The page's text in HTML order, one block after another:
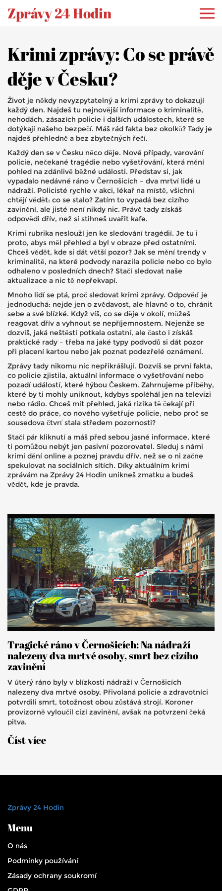
Zprávy 24 Hodin
Krimi zprávy: Co se právě
děje v Česku?
Život je někdy nevyzpytatelný a krimi zprávy to dokazují
každý den. Najdeš tu nejnovější informace o kriminalitě,
nehodách, zásazích policie i dalších událostech, které se
dotýkají našeho bezpečí. Máš rád fakta bez okolků? Tady je
najdeš přehledně a bez zbytečných řečí.
Každý den se v Česku něco děje. Nové případy, varování
policie, nečekané tragédie nebo vyšetřování, která mění
pohled na zdánlivě běžné události. Představ si, jak
vypadalo nedávné ráno v Černošicích – dva mrtví lidé u
nádraží. Policisté rychle v akci, lékař na místě, všichni
chtějí vědět: co se stalo? Zatím to vypadá bez cizího
zavinění, ale jisté není nikdy nic. Právě tady získáš
odpovědi dřív, než si stihneš uvařit kafe.
Krimi rubrika neslouží jen ke sledování tragédií. Je tu i
proto, abys měl přehled a byl v obraze před ostatními.
Chceš vědět, kde si dát větší pozor? Jak se mění trendy v
kriminalitě, na které podvody narazila policie nebo co bylo
odhaleno v posledních dnech? Stačí sledovat naše
aktualizace a nic tě nepřekvapí.
Mnoho lidí se ptá, proč sledovat krimi zprávy. Odpověď je
jednoduchá: nejde jen o zvědavost, ale hlavně o to, chránit
sebe a své blízké. Když víš, co se děje v okolí, můžeš
reagovat dřív a vyhnout se nepříjemnostem. Nejenže se
dozvíš, jaká neštěstí potkala ostatní, ale často i získáš
praktické rady – třeba na jaké typy podvodů si dát pozor
při placení kartou nebo jak poznat podezřelé oznámení.
Zprávy tady nikomu nic nepřikrášlují. Dozvíš se první fakta,
co policie zjistila, aktuální informace o vyšetřování nebo
pozadí událostí, které hýbou Českem. Zahrnujeme příběhy,
které by ti mohly uniknout, kdybys spoléhál jen na televizi
nebo rádio. Chceš mít přehled, jaká rizika tě čekají při
cestě do práce, co nového vyšetřuje policie, nebo proč se
sousedova čtvrť stala středem pozornosti?
Stačí pár kliknutí a máš před sebou jasné informace, které
ti pomůžou nebýt jen pasivní pozorovatel. Sleduj s námi
krimi dění online a poznej pravdu dřív, než se o ni začne
spekulovat na sociálních sítích. Díky aktuálním krimi
zprávám na Zprávy 24 Hodin unikneš zmatku a budeš
vědět, kde je pravda.
Tragické ráno v Černošicích: Na nádraží
nalezeny dva mrtvé osoby, smrt bez cizího
zavinění
V úterý ráno byly v blízkosti nádraží v Černošicích
nalezeny dva mrtvé osoby. Přivolaná policie a zdravotníci
potvrdili smrt, totožnost obou zůstává strojí. Koroner
provizorně vyloučil cizí zavinění, avšak na potvrzení čeká
pitva.
Číst více
Zprávy 24 Hodin
Menu
O nás
Podmínky používání
Zásady ochrany soukromí